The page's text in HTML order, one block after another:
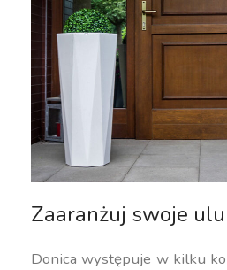
Zaaranżuj swoje
Donica występuje w kilku